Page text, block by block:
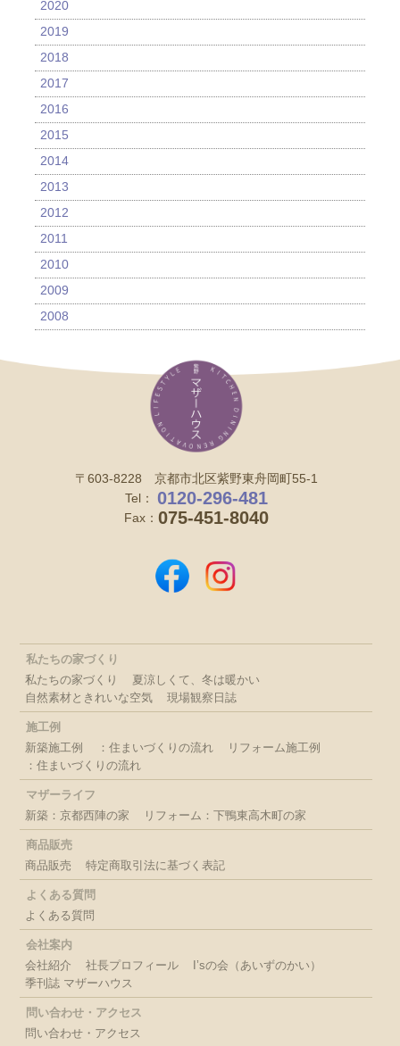
2020
2019
2018
2017
2016
2015
2014
2013
2012
2011
2010
2009
2008
〒603-8228 京都市北区紫野東舟岡町55-1
Tel：
0120-296-481
Fax： 075-451-8040
私たちの家づくり
私たちの家づくり
夏涼しくて、冬は暖かい
自然素材ときれいな空気
現場観察日誌
施工例
新築施工例
：住まいづくりの流れ
リフォーム施工例
：住まいづくりの流れ
マザーライフ
新築：京都西陣の家
リフォーム：下鴨東高木町の家
商品販売
商品販売
特定商取引法に基づく表記
よくある質問
よくある質問
会社案内
会社紹介
社長プロフィール
I’sの会（あいずのかい）
季刊誌 マザーハウス
問い合わせ・アクセス
問い合わせ・アクセス